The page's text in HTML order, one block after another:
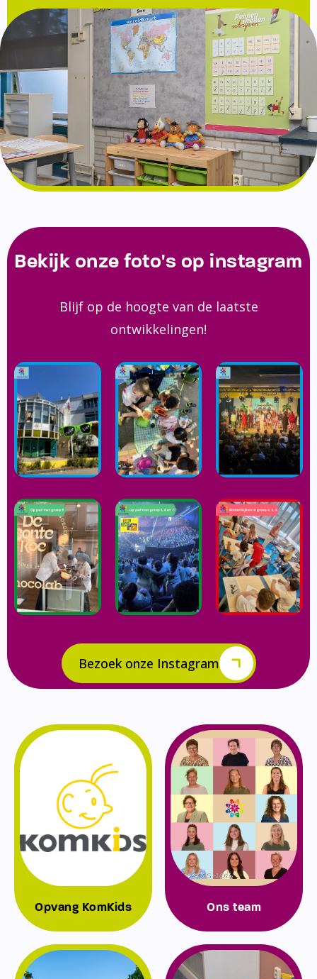
Bekijk onze foto's op instagram
Blijf op de hoogte van de laatste
ontwikkelingen!
Bezoek onze Instagram
Opvang KomKids Ons team